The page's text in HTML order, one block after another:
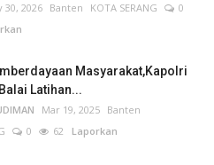
30, 2026 Banten KOTA SERANG
0
Masyarakat,Kapolri
Latihan...
Mar 19, 2025 Banten
0 62 Laporkan